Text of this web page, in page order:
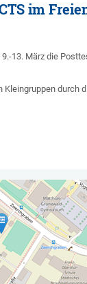
im
13. März die
durch